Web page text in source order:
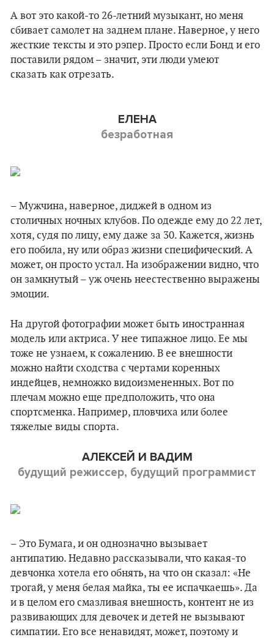
А вот это какой-то 26-летний музыкант, но меня
сбивает самолет на заднем плане. Наверное, у него
жесткие тексты и это рэпер. Просто если Бонд и его
поставили рядом – значит, эти люди умеют
сказать как отрезать.
ЕЛЕНА
безработная
– Мужчина, наверное, диджей в одном из
столичных ночных клубов. По одежде ему до 22 лет,
хотя, судя по лицу, ему даже за 30. Кажется, жизнь
его побила, ну или образ жизни специфический. А
может, он просто устал. На изображении видно, что
он замкнутый – уж очень неестественно выражены
эмоции.
На другой фотографии может быть иностранная
модель или актриса. У нее типажное лицо. Ее мы
тоже не узнаем, к сожалению. В ее внешности
можно найти сходства с чертами коренных
индейцев, немножко видоизмененных. Вот по
плечам можно еще предположить, что она
спортсменка. Например, пловчиха или более
тяжелые виды спорта.
АЛЕКСЕЙ И ВАДИМ
будущий режиссер, будущий программист
– Это Бумага, и он однозначно вызывает
антипатию. Недавно рассказывали, что какая-то
девчонка хотела его обнять, на что он сказал: «Не
трогай, у меня белая майка, ты ее испачкаешь». Да
и в целом его смазливая внешность, контент не из
развивающих для девочек и детей не вызывают
симпатии. Его все ненавидят, может, поэтому и